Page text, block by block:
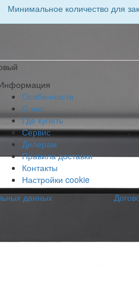
Минимальное количество для
Особенности
О нас
Где купить
Сервис
Дилерам
Правила доставки
Контакты
Настройки cookie
данных
с пользователями
смотрите в нашей
Политике